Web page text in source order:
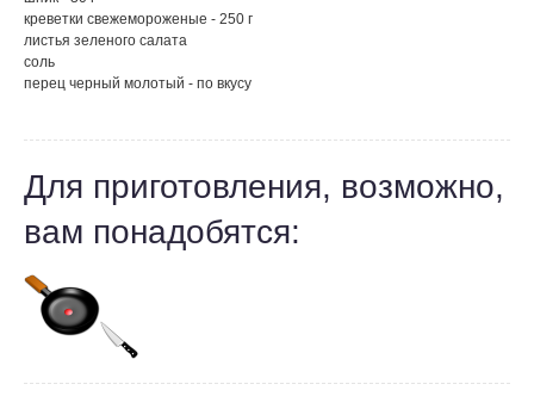
креветки свежемороженые - 250 г
листья зеленого салата
соль
перец черный молотый - по вкусу
Для приготовления, возможно,
вам понадобятся: